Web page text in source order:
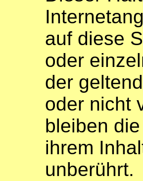
auf diese
oder
der
oder nicht
bleiben
ihrem
unberührt.